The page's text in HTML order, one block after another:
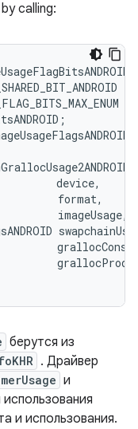
calling:
=
device,
format,
imageUsage,
берутся из
. Драйвер
и
и использования.